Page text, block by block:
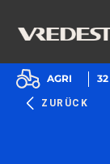
ZURÜCK
AGRI 32